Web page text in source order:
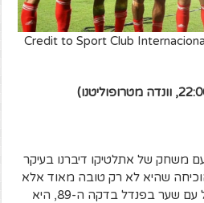
Credit to Sport Club
משחק של אתלטיקו דיברנו בעיקר
שהיא לא רק טובה מאוד אלא
גם שיש לה הרבה מאוד מזל עם שער בפנדל בדקה ה-89, היא